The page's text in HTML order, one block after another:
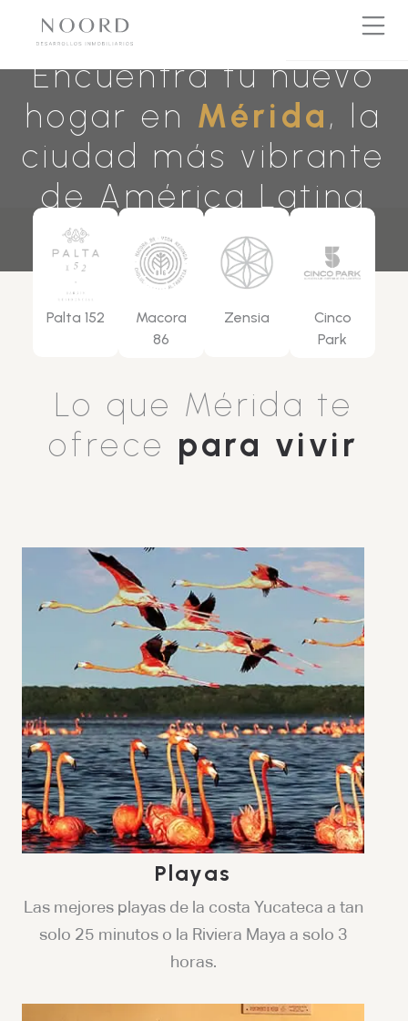
Encuentra tu nuevo
hogar en Mérida, la
ciudad más vibrante
de América Latina
Palta 152
Macora
86
Zensia
Cinco
Park
Lo que Mérida te
ofrece para vivir
Playas
Las mejores playas de la costa Yucateca a tan
solo 25 minutos o la Riviera Maya a solo 3
horas.